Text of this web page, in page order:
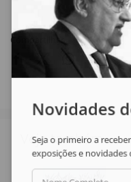
Compartilhar
Veja também
Novidades
Seja o primeiro a
exposições e novidades